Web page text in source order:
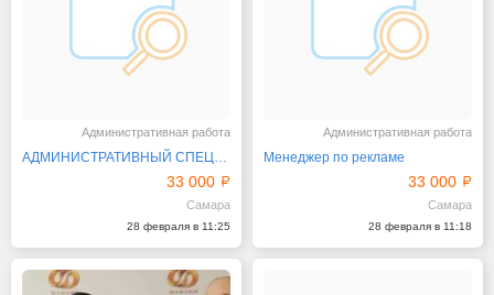
Административная работа
АДМИНИСТРАТИВНЫЙ СПЕЦИАЛИСТ
33 000
Самара
28 февраля в 11:25
Административная работа
Менеджер по рекламе
33 000
Самара
28 февраля в 11:18